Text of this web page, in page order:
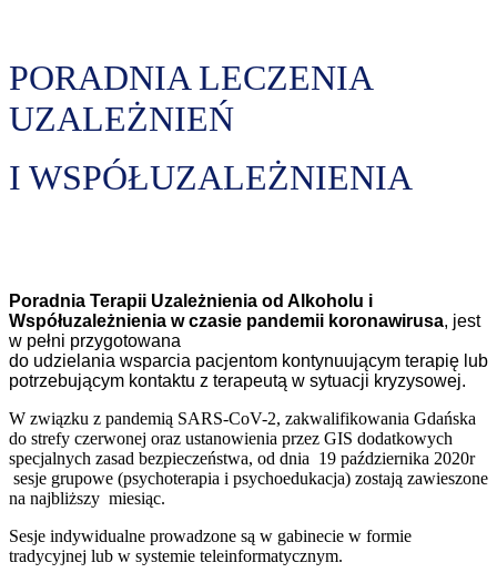
PORADNIA LECZENIA
UZALEŻNIEŃ
I WSPÓŁUZALEŻNIENIA
Poradnia Terapii Uzależnienia od Alkoholu i
Współuzależnienia w czasie pandemii koronawirusa, jest
w pełni przygotowana
do udzielania wsparcia pacjentom kontynuującym terapię lub
potrzebującym kontaktu z terapeutą w sytuacji kryzysowej.
W związku z pandemią SARS-CoV-2, zakwalifikowania Gdańska
do strefy czerwonej oraz ustanowienia przez GIS dodatkowych
specjalnych zasad bezpieczeństwa, od dnia 19 października 2020r
sesje grupowe (psychoterapia i psychoedukacja) zostają zawieszone
na najbliższy miesiąc.
Sesje indywidualne prowadzone są w gabinecie w formie
tradycyjnej lub w systemie teleinformatycznym.